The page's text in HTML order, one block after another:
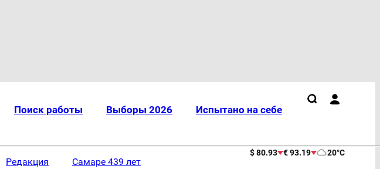
Поиск работы Выборы 2026 Испытано на себе
Редакция Самаре 439 лет
$ 80.93 € 93.19 20°C